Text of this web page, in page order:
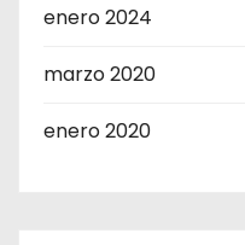
enero 2024
marzo 2020
enero 2020